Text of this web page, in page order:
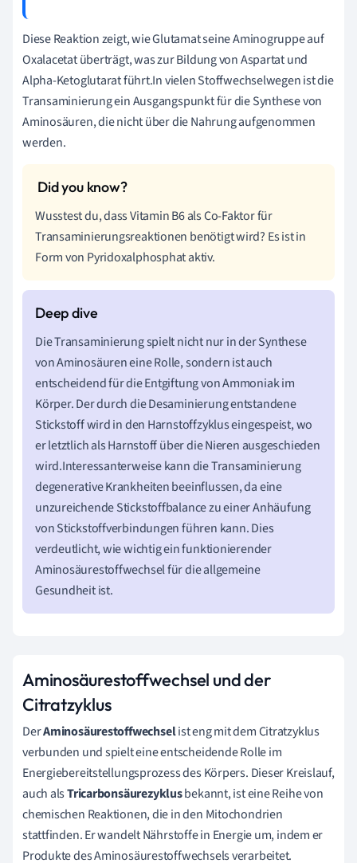
Diese Reaktion zeigt, wie Glutamat seine Aminogruppe auf
Oxalacetat überträgt, was zur Bildung von Aspartat und
Alpha-Ketoglutarat führt.In vielen Stoffwechselwegen ist die
Transaminierung ein Ausgangspunkt für die Synthese von
Aminosäuren, die nicht über die Nahrung aufgenommen
werden.
Wusstest du, dass Vitamin B6 als Co-Faktor für
Transaminierungsreaktionen benötigt wird? Es ist in
Form von Pyridoxalphosphat aktiv.
Die Transaminierung spielt nicht nur in der Synthese
von Aminosäuren eine Rolle, sondern ist auch
entscheidend für die Entgiftung von Ammoniak im
Körper. Der durch die Desaminierung entstandene
Stickstoff wird in den Harnstoffzyklus eingespeist, wo
er letztlich als Harnstoff über die Nieren ausgeschieden
wird.Interessanterweise kann die Transaminierung
degenerative Krankheiten beeinflussen, da eine
unzureichende Stickstoffbalance zu einer Anhäufung
von Stickstoffverbindungen führen kann. Dies
verdeutlicht, wie wichtig ein funktionierender
Aminosäurestoffwechsel für die allgemeine
Gesundheit ist.
Aminosäurestoffwechsel und der
Citratzyklus
DerAminosäurestoffwechselist eng mit dem Citratzyklus
verbunden und spielt eine entscheidende Rolle im
Energiebereitstellungsprozess des Körpers. Dieser Kreislauf,
auch alsTricarbonsäurezyklusbekannt, ist eine Reihe von
chemischen Reaktionen, die in den Mitochondrien
stattfinden. Er wandelt Nährstoffe in Energie um, indem er
Produkte des Aminosäurestoffwechsels verarbeitet.